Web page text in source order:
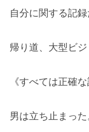
自分に関する記録
帰り道、大型ビジ
《すべては正確
男は立ち止まった